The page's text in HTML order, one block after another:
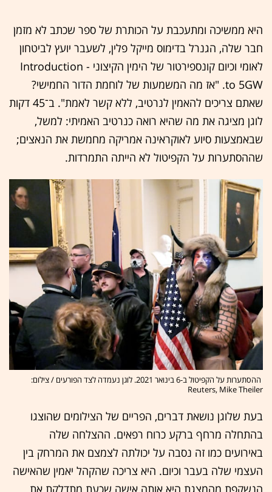
היא ממשיכה ומתעכבת על הכותרת של ספר שכתב לא מזמן
חבר שלה, הגנרל בדימוס מייקל פלין, לשעבר יועץ לביטחון
לאומי וכיום קונספירטור של הימין הקיצוני - Introduction
to 5GW. "אז מה המשמעות של לוחמת הדור החמישי?
שאתם צריכים להאמין לנרטיב, ללא קשר לאמת". ב־45 דקות
לוגן מציגה את מה שהיא רואה כנרטיב האמיתי: למשל,
שבאמצעות סיוע לאוקראינה אמריקה מחמשת את הנאצים;
שההסתערות על הקפיטול לא הייתה התמרדות.
ההסתערות על הקפיטול ב-6 בינואר 2021. לוגן נעמדה לצד הפורעים / צילום:
Reuters, Mike Theiler
בעת שלוגן נושאת דברים, הפריים של הצילומים שהוצגו
בהתחלה מרחף ברקע כרוח רפאים. ההצלחה שלה
באירועים כמו זה נסבה על יכולתה לצמצם את המרחק בין
העצמי שלה בעבר וכיום. היא צריכה שהקהל יאמין שהאישה
הנשקפת מהמצגת היא אותה אישה שכעת מתדלקת את